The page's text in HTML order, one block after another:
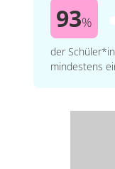
93%
der
mindestens